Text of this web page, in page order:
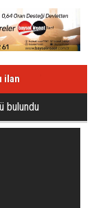
ilan
bulundu